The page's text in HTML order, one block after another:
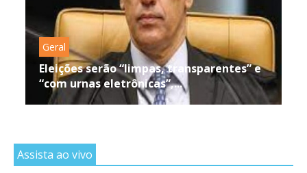
Geral
Eleições serão “limpas, transparentes” e
“com urnas eletrônicas”,...
Assista ao vivo